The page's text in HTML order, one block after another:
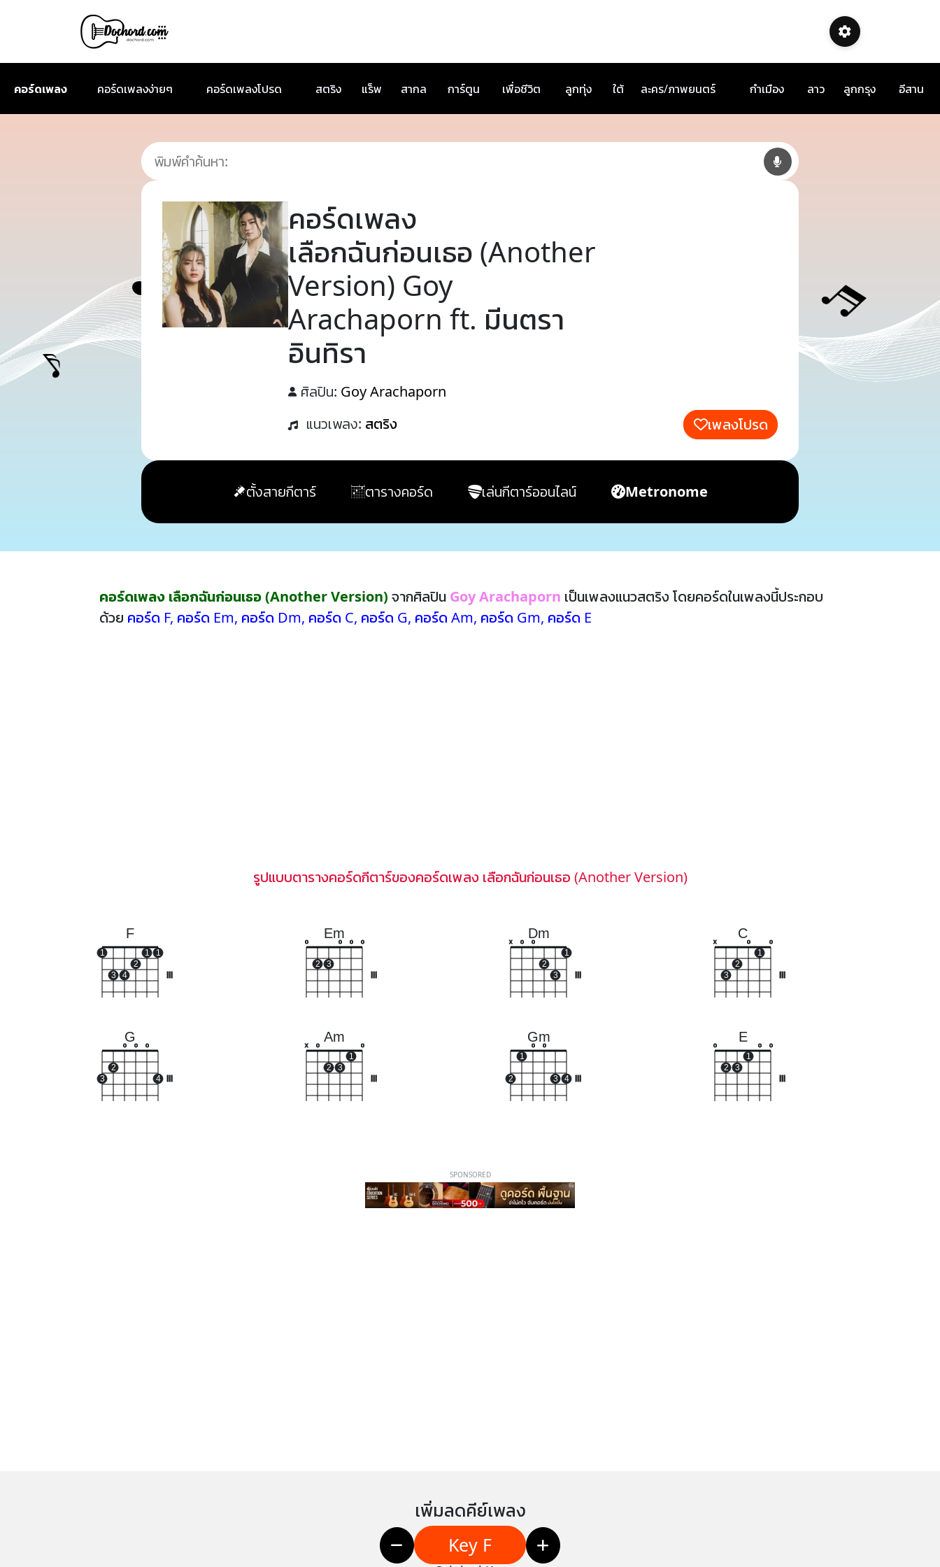
คอร์ดเพลง คอร์ดเพลงง่ายๆ คอร์ดเพลงโปรด สตริง แร็พ สากล การ์ตูน เพื่อชีวิต ลูกทุ่ง ใต้ ละคร/ภาพยนตร์ กำเมือง ลาว ลูกกรุง อีสาน
คอร์ดเพลง
เลือกฉันก่อนเธอ (Another
Version) Goy
Arachaporn ft. มีนตรา
อินทิรา
ศิลปิน: Goy Arachaporn
แนวเพลง: สตริง เพลงโปรด
ตั้งสายกีตาร์ ตารางคอร์ด เล่นกีตาร์ออนไลน์ Metronome
คอร์ดเพลง เลือกฉันก่อนเธอ (Another Version) จากศิลปิน Goy Arachaporn เป็นเพลงแนวสตริง โดยคอร์ดในเพลงนี้ประกอบ
ด้วย คอร์ด F, คอร์ด Em, คอร์ด Dm, คอร์ด C, คอร์ด G, คอร์ด Am, คอร์ด Gm, คอร์ด E
รูปแบบตารางคอร์ดกีตาร์ของคอร์ดเพลง เลือกฉันก่อนเธอ (Another Version)
F
1
3 4
2
1 1
Em
o
2 3
o o o
Dm
x o o
2
3
1
C
x
3
2
o
1
o
G
3
2
o o o
4
Am
x o
2 3
1
o
Gm
2
1
o o
3 4
E
o
2 3
1
o o
SPONSORED
เพิ่มลดคีย์เพลง
Key F